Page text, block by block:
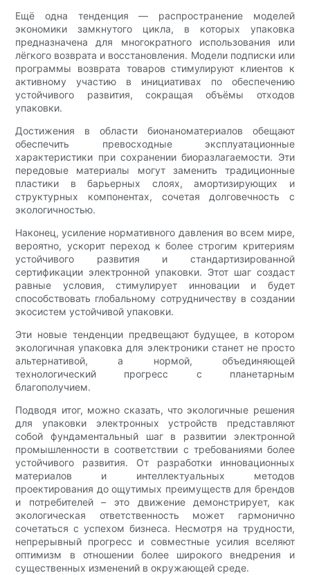
Ещё одна тенденция — распространение моделей
экономики замкнутого цикла, в которых упаковка
предназначена для многократного использования или
лёгкого возврата и восстановления. Модели подписки или
программы возврата товаров стимулируют клиентов к
активному участию в инициативах по обеспечению
устойчивого развития, сокращая объёмы отходов
упаковки.
Достижения в области бионаноматериалов обещают
обеспечить превосходные эксплуатационные
характеристики при сохранении биоразлагаемости. Эти
передовые материалы могут заменить традиционные
пластики в барьерных слоях, амортизирующих и
структурных компонентах, сочетая долговечность с
экологичностью.
Наконец, усиление нормативного давления во всем мире,
вероятно, ускорит переход к более строгим критериям
устойчивого развития и стандартизированной
сертификации электронной упаковки. Этот шаг создаст
равные условия, стимулирует инновации и будет
способствовать глобальному сотрудничеству в создании
экосистем устойчивой упаковки.
Эти новые тенденции предвещают будущее, в котором
экологичная упаковка для электроники станет не просто
альтернативой, а нормой, объединяющей
технологический прогресс с планетарным
благополучием.
Подводя итог, можно сказать, что экологичные решения
для упаковки электронных устройств представляют
собой фундаментальный шаг в развитии электронной
промышленности в соответствии с требованиями более
устойчивого развития. От разработки инновационных
материалов и интеллектуальных методов
проектирования до ощутимых преимуществ для брендов
и потребителей – это движение демонстрирует, как
экологическая ответственность может гармонично
сочетаться с успехом бизнеса. Несмотря на трудности,
непрерывный прогресс и совместные усилия вселяют
оптимизм в отношении более широкого внедрения и
существенных изменений в окружающей среде.